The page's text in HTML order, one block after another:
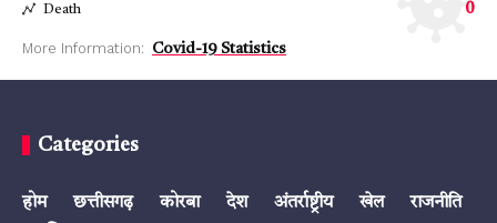
Death 0
More Information: Covid-19 Statistics
Categories
होम छत्तीसगढ़ कोरबा देश अंतर्राष्ट्रीय खेल
राजनीति